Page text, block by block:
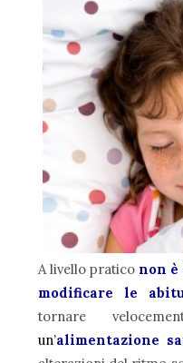
A livello praticonon
modificare le
tornare
un’alimentazione